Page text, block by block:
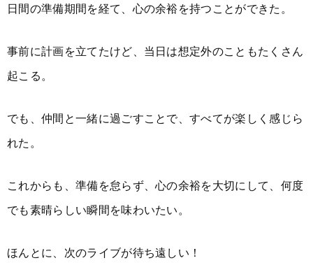
日間の準備期間を経て、心の余裕を持つことができた。
事前に計画を立てたけど、当日は想定外のこともたくさん
起こる。
でも、仲間と一緒に過ごすことで、すべてが楽しく感じら
れた。
これからも、準備を怠らず、心の余裕を大切にして、何度
でも素晴らしい瞬間を味わいたい。
ほんとに、次のライブが待ち遠しい！